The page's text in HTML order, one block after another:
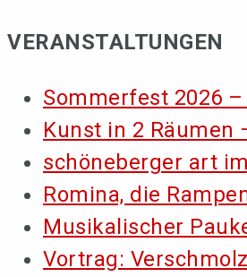
VERANSTALTUNGEN
Sommerfest 2026
Kunst in 2 Räumen
schöneberger art
Romina, die
Musikalischer
Vortrag: